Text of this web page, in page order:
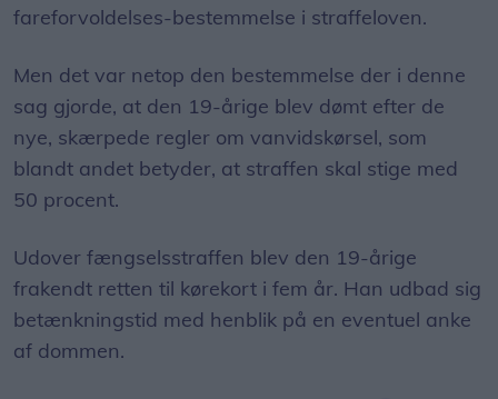
fareforvoldelses-bestemmelse i straffeloven.
Men det var netop den bestemmelse der i denne
sag gjorde, at den 19-årige blev dømt efter de
nye, skærpede regler om vanvidskørsel, som
blandt andet betyder, at straffen skal stige med
50 procent.
Udover fængselsstraffen blev den 19-årige
frakendt retten til kørekort i fem år. Han udbad sig
betænkningstid med henblik på en eventuel anke
af dommen.